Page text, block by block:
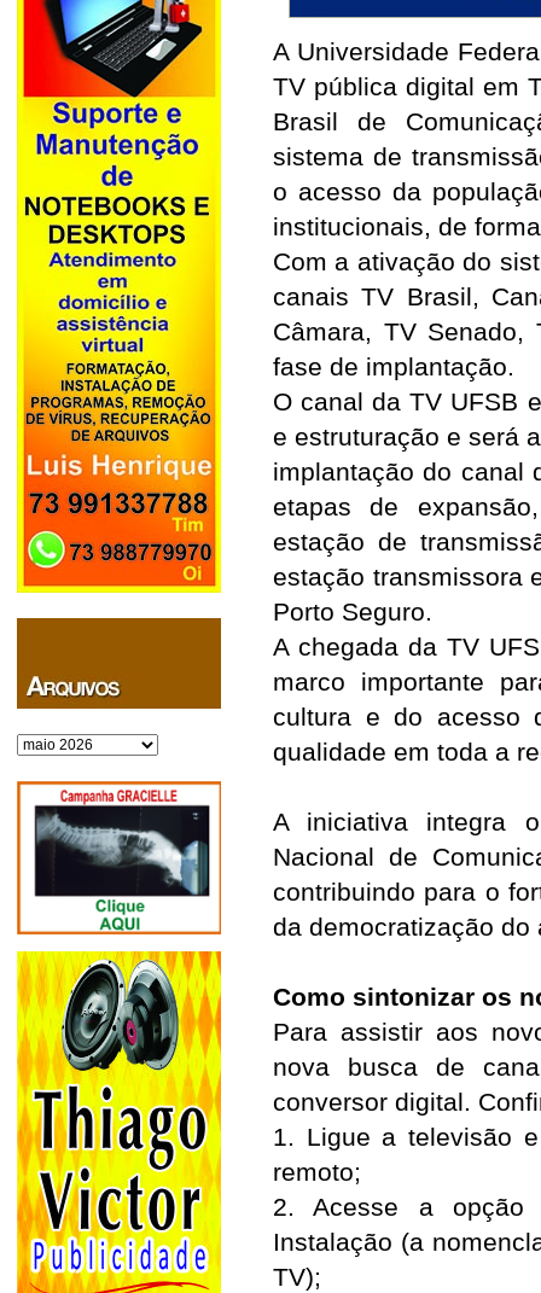
Arquivos
A Universidade
TV pública digital em
Brasil de
sistema de
o acesso da
institucionais, de
Com a ativação do
canais TV Brasil,
Câmara, TV Senado,
fase de implantação.
O canal da TV UFSB
e estruturação e será
implantação do canal
etapas de
estação de
estação transmissora
Porto Seguro.
A chegada da TV
marco importante
cultura e do acesso
qualidade em toda a
A iniciativa integra
Nacional de
contribuindo para o
da democratização
Como sintonizar os
Para assistir aos
nova busca de
conversor digital.
1. Ligue a televisão
remoto;
2. Acesse a opção
Instalação (a
TV);